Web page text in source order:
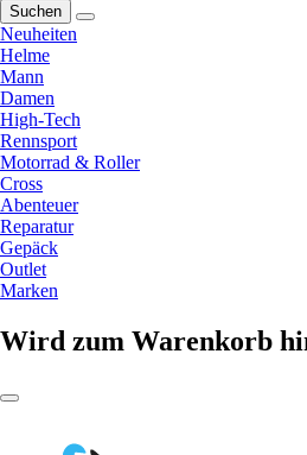
Suchen
Neuheiten
Helme
Mann
Damen
High-Tech
Rennsport
Motorrad & Roller
Cross
Abenteuer
Reparatur
Gepäck
Outlet
Marken
Wird zum Warenkorb